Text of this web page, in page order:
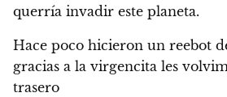
querría invadir este planeta.
Hace poco hicieron un reebot
gracias a la virgencita les
trasero